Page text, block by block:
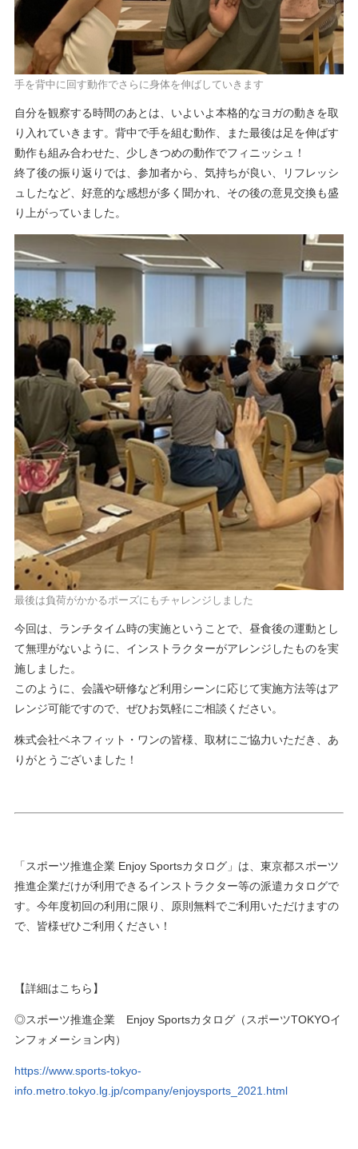
手を背中に回す動作でさらに身体を伸ばしていきます
自分を観察する時間のあとは、いよいよ本格的なヨガの動きを取
り入れていきます。背中で手を組む動作、また最後は足を伸ばす
動作も組み合わせた、少しきつめの動作でフィニッシュ！
終了後の振り返りでは、参加者から、気持ちが良い、リフレッシ
ュしたなど、好意的な感想が多く聞かれ、その後の意見交換も盛
り上がっていました。
最後は負荷がかかるポーズにもチャレンジしました
今回は、ランチタイム時の実施ということで、昼食後の運動とし
て無理がないように、インストラクターがアレンジしたものを実
施しました。
このように、会議や研修など利用シーンに応じて実施方法等はア
レンジ可能ですので、ぜひお気軽にご相談ください。
株式会社ベネフィット・ワンの皆様、取材にご協力いただき、あ
りがとうございました！
「スポーツ推進企業 Enjoy Sportsカタログ」は、東京都スポーツ
推進企業だけが利用できるインストラクター等の派遣カタログで
す。今年度初回の利用に限り、原則無料でご利用いただけますの
で、皆様ぜひご利用ください！
【詳細はこちら】
◎スポーツ推進企業 Enjoy Sportsカタログ（スポーツTOKYOイ
ンフォメーション内）
https://www.sports-tokyo-
info.metro.tokyo.lg.jp/company/enjoysports_2021.html